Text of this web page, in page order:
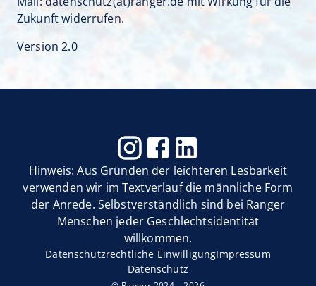
Zukunft widerrufen.
Version 2.0
Hinweis: Aus Gründen der leichteren Lesbarkeit
verwenden wir im Textverlauf die männliche Form
der Anrede. Selbstverständlich sind bei Ranger
Menschen jeder Geschlechtsidentität
willkommen.
Datenschutzrechtliche EinwilligungImpressum
Datenschutz